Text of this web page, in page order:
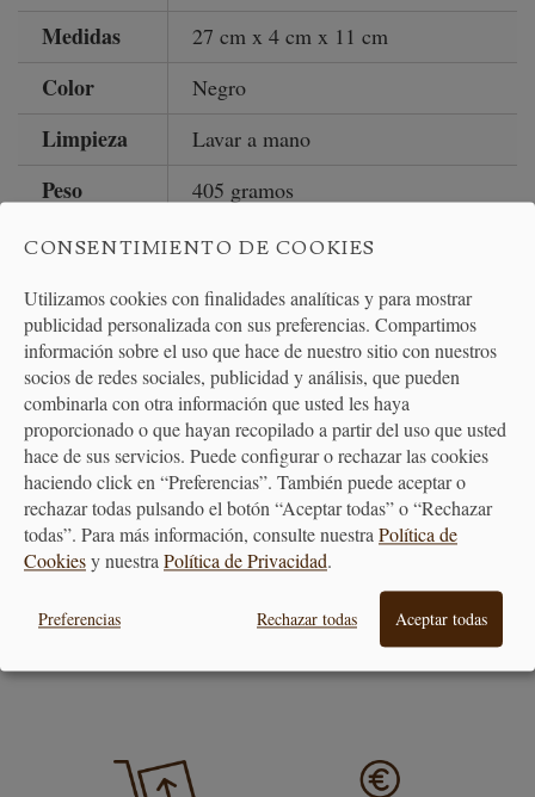
Medidas 27 cm x 4 cm x 11 cm
Color Negro
Limpieza Lavar a mano
Peso 405 gramos
ENTRADAS DEL BLOG EN RELACIÓN
DOLMA O TOLMA - HOJAS DE PARRA RELLENAS CON
SALSA DE YOGUR
ENTREGA
CONSENTIMIENTO DE COOKIES
Utilizamos cookies con finalidades analíticas y para mostrar
publicidad personalizada con sus preferencias. Compartimos
información sobre el uso que hace de nuestro sitio con nuestros
socios de redes sociales, publicidad y análisis, que pueden
combinarla con otra información que usted les haya
proporcionado o que hayan recopilado a partir del uso que usted
hace de sus servicios. Puede configurar o rechazar las cookies
haciendo click en “Preferencias”. También puede aceptar o
rechazar todas pulsando el botón “Aceptar todas” o “Rechazar
todas”. Para más información, consulte nuestraPolítica de
Cookiesy nuestraPolítica de Privacidad.
Preferencias Rechazar todas Aceptar todas